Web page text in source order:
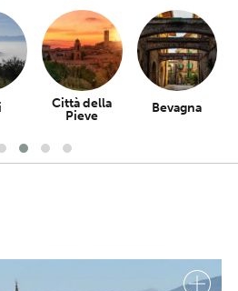
Città della
Pieve
Bevagna